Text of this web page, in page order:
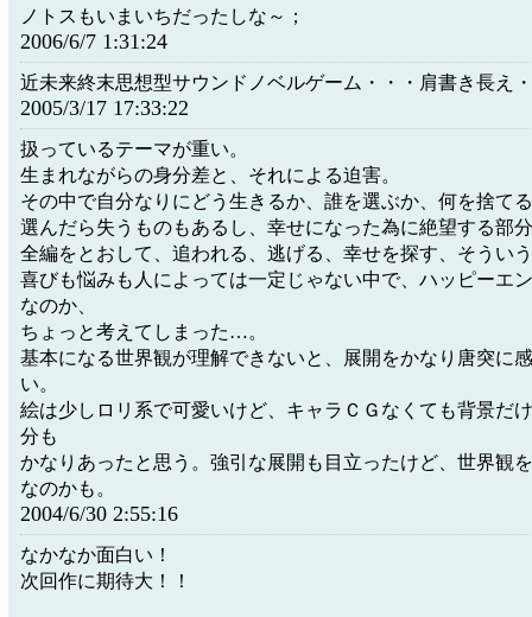
ノトスもいまいちだったしな～；
2006/6/7 1:31:24
近未来終末思想型サウンドノベルゲーム・・・肩書き長え
2005/3/17 17:33:22
扱っているテーマが重い。
生まれながらの身分差と、それによる迫害。
その中で自分なりにどう生きるか、誰を選ぶか、何を捨て
選んだら失うものもあるし、幸せになった為に絶望する部
全編をとおして、追われる、逃げる、幸せを探す、そうい
喜びも悩みも人によっては一定じゃない中で、ハッピーエ
なのか、
ちょっと考えてしまった…。
基本になる世界観が理解できないと、展開をかなり唐突に
い。
絵は少しロリ系で可愛いけど、キャラＣＧなくても背景だ
分も
かなりあったと思う。強引な展開も目立ったけど、世界観
なのかも。
2004/6/30 2:55:16
なかなか面白い！
次回作に期待大！！